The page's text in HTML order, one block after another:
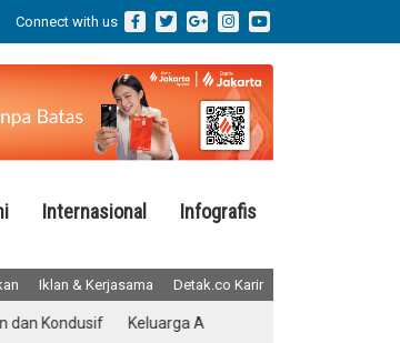
Connect with us
Internasional Infografis
Iklan & Kerjasama Detak.co Karir
Keluarga Almarhum Yurizal Akhirnya Buka